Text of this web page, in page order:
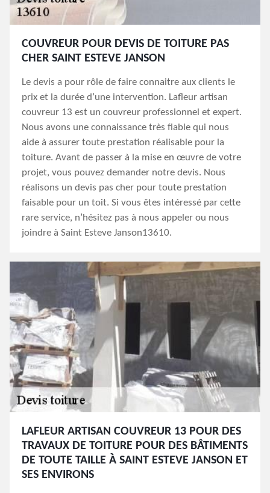
COUVREUR POUR DEVIS DE TOITURE PAS
CHER SAINT ESTEVE JANSON
Le devis a pour rôle de faire connaitre aux clients le
prix et la durée d’une intervention. Lafleur artisan
couvreur 13 est un couvreur professionnel et expert.
Nous avons une connaissance très fiable qui nous
aide à assurer toute prestation réalisable pour la
toiture. Avant de passer à la mise en œuvre de votre
projet, vous pouvez demander notre devis. Nous
réalisons un devis pas cher pour toute prestation
faisable pour un toit. Si vous êtes intéressé par cette
rare service, n’hésitez pas à nous appeler ou nous
joindre à Saint Esteve Janson13610.
LAFLEUR ARTISAN COUVREUR 13 POUR DES
TRAVAUX DE TOITURE POUR DES BÂTIMENTS
DE TOUTE TAILLE À SAINT ESTEVE JANSON ET
SES ENVIRONS